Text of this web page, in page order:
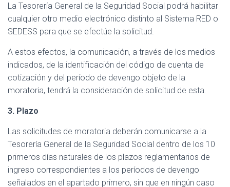
La Tesorería General de la Seguridad Social podrá habilitar
cualquier otro medio electrónico distinto al Sistema RED o
SEDESS para que se efectúe la solicitud.
A estos efectos, la comunicación, a través de los medios
indicados, de la identificación del código de cuenta de
cotización y del período de devengo objeto de la
moratoria, tendrá la consideración de solicitud de esta.
3. Plazo
Las solicitudes de moratoria deberán comunicarse a la
Tesorería General de la Seguridad Social dentro de los 10
primeros días naturales de los plazos reglamentarios de
ingreso correspondientes a los períodos de devengo
señalados en el apartado primero, sin que en ningún caso